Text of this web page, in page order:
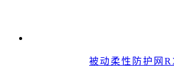
被动柔性防护网